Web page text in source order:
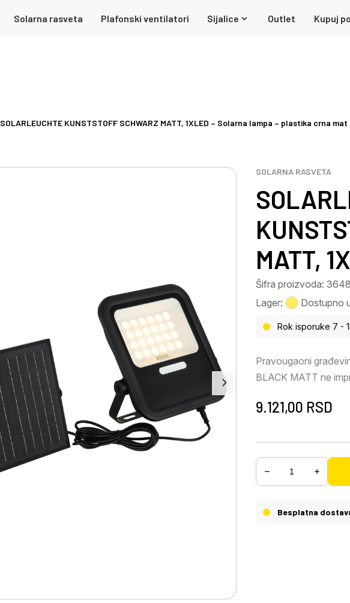
Solarna rasveta Plafonski ventilatori Sijalice Outlet Kupuj
SOLARLEUCHTE KUNSTSTOFF SCHWARZ MATT, 1XLED – Solarna lampa – plastika crna
SOLARNA RASVETA
MATT,
Šifra proizvoda:
Lager:
Dostupno
Rok isporuke 7 -
Pravougaoni
BLACK MATT ne
odvojenim solarnim
integrisane LED
aluminijuma i metala
visokokvalitetan
priloženim
9.121,00 RSD
Besplatna